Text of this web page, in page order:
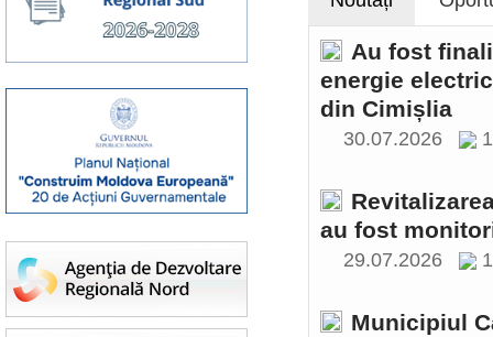
Au fost
energie
din Cimișlia
30.07.2026
au fost
29.07.2026
Municipiul